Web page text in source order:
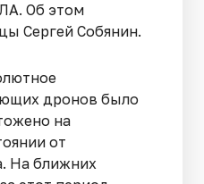
Об этом
Сергей Собянин.
дронов было
на
от
На ближних